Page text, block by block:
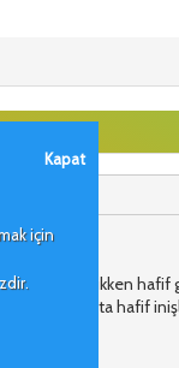
Kapat
için
soğukken hafif
çıkmıyor. Hatta hafif